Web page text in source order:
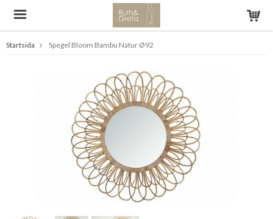
Startsida Spegel Bloom Bambu Natur Ø92